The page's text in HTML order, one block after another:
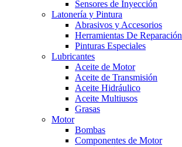
Sensores de Inyección
Latonería y Pintura
Abrasivos y Accesorios
Herramientas De Reparación
Pinturas Especiales
Lubricantes
Aceite de Motor
Aceite de Transmisión
Aceite Hidráulico
Aceite Multiusos
Grasas
Motor
Bombas
Componentes de Motor